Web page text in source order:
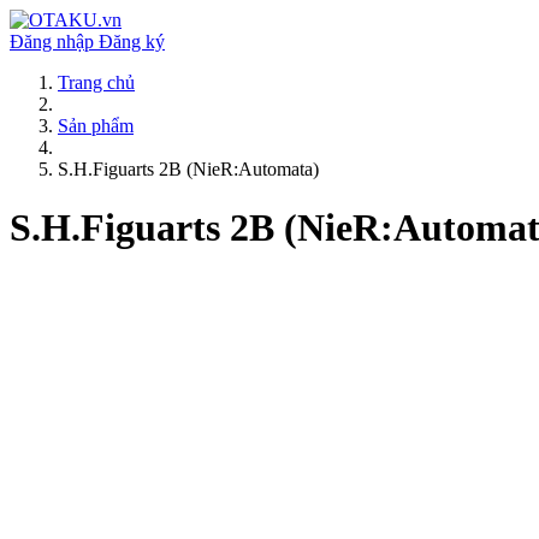
Đăng nhập Đăng ký
Trang chủ
Sản phẩm
S.H.Figuarts 2B (NieR:Automata)
S.H.Figuarts 2B